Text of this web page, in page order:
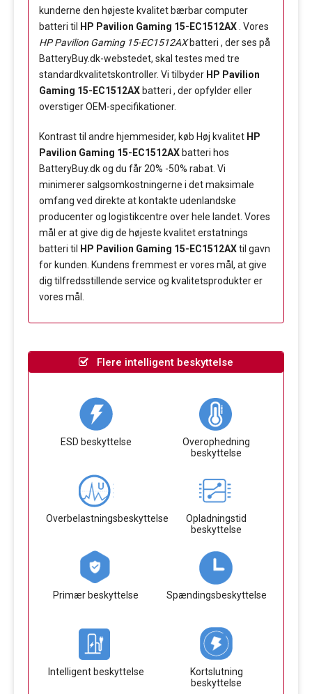
kunderne den højeste kvalitet bærbar computer
batteri til
HP Pavilion Gaming 15-EC1512AX . Vores
HP Pavilion Gaming 15-EC1512AXbatteri , der ses på
BatteryBuy.dk-webstedet, skal testes med tre
standardkvalitetskontroller. Vi tilbyder HP Pavilion
Gaming 15-EC1512AX batteri , der opfylder eller
overstiger OEM-specifikationer.
Kontrast til andre hjemmesider, køb Høj kvalitet HP
Pavilion Gaming 15-EC1512AX batteri hos
BatteryBuy.dk og du får 20% -50% rabat. Vi
minimerer salgsomkostningerne i det maksimale
omfang ved direkte at kontakte udenlandske
producenter og logistikcentre over hele landet. Vores
mål er at give dig de højeste kvalitet erstatnings
batteri til
HP Pavilion Gaming 15-EC1512AXtil gavn
for kunden. Kundens fremmest er vores mål, at give
dig tilfredsstillende service og kvalitetsprodukter er
vores mål.
Flere intelligent beskyttelse
ESD beskyttelse
Overophedning
beskyttelse
Overbelastningsbeskyttelse
Opladningstid
beskyttelse
Primær beskyttelse Spændingsbeskyttelse
Intelligent beskyttelse
Kortslutning
beskyttelse